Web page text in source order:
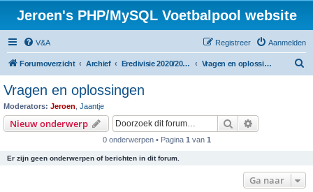
Jeroen's PHP/MySQL Voetbalpool website
V&A Aanmelden
Registreer
Forumoverzicht Archief Eredivisie 2020/2021 voetbalpool Vragen en oplossingen
Vragen en oplossingen
Moderators: Jeroen Jaantje
Nieuw onderwerp Zoek
0 onderwerpen • Pagina 1 van 1
Er zijn geen onderwerpen of berichten in dit forum.
Ga naar